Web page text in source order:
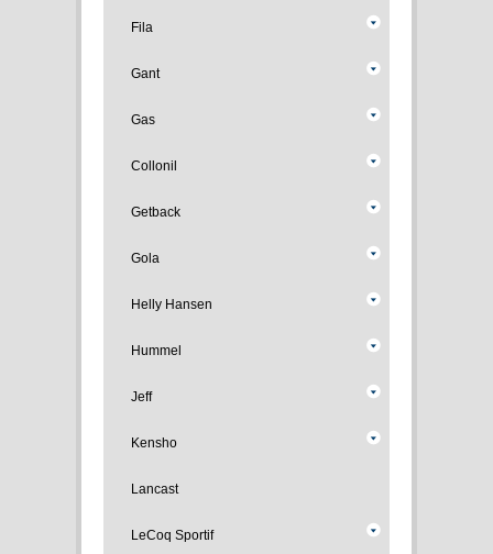
Fila
Gant
Gas
Collonil
Getback
Gola
Helly Hansen
Hummel
Jeff
Kensho
Lancast
LeCoq Sportif